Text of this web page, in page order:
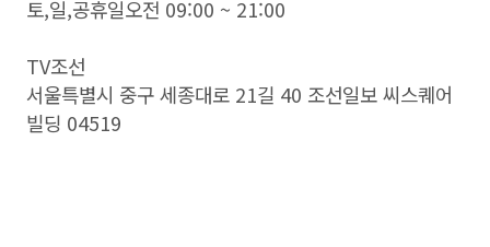
토,일,공휴일오전 09:00 ~ 21:00
TV조선
서울특별시 중구 세종대로 21길 40 조선일보 씨스퀘어
빌딩 04519